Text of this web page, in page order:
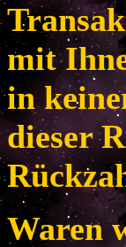
mit
in
dieser
Waren